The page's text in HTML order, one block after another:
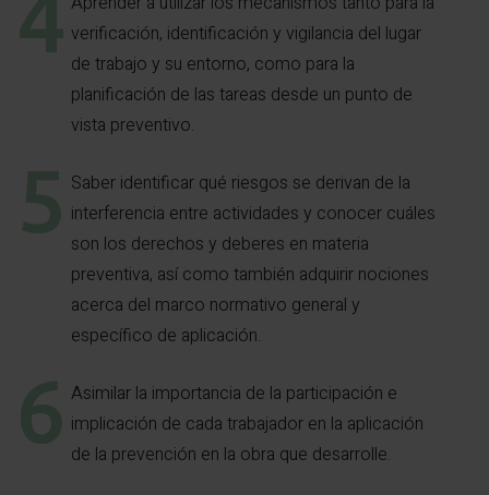
verificación, identificación y vigilancia del lugar
de trabajo y su entorno, como para la
planificación de las tareas desde un punto de
vista preventivo.
Saber identificar qué riesgos se derivan de la
interferencia entre actividades y conocer cuáles
son los derechos y deberes en materia
preventiva, así como también adquirir nociones
acerca del marco normativo general y
específico de aplicación.
Asimilar la importancia de la participación e
implicación de cada trabajador en la aplicación
de la prevención en la obra que desarrolle.